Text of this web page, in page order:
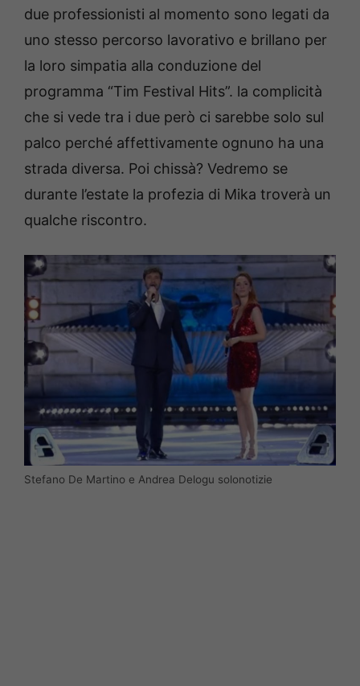
due professionisti al momento sono legati da
uno stesso percorso lavorativo e brillano per
la loro simpatia alla conduzione del
programma “Tim Festival Hits”. la complicità
che si vede tra i due però ci sarebbe solo sul
palco perché affettivamente ognuno ha una
strada diversa. Poi chissà? Vedremo se
durante l’estate la profezia di Mika troverà un
qualche riscontro.
Stefano De Martino e Andrea Delogu solonotizie